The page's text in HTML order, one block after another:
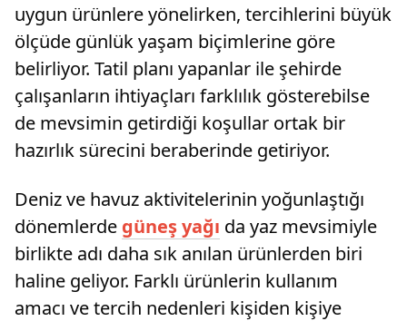
uygun ürünlere yönelirken, tercihlerini büyük
ölçüde günlük yaşam biçimlerine göre
belirliyor. Tatil planı yapanlar ile şehirde
çalışanların ihtiyaçları farklılık gösterebilse
de mevsimin getirdiği koşullar ortak bir
hazırlık sürecini beraberinde getiriyor.
Deniz ve havuz aktivitelerinin yoğunlaştığı
dönemlerde güneş yağı da yaz mevsimiyle
birlikte adı daha sık anılan ürünlerden biri
haline geliyor. Farklı ürünlerin kullanım
amacı ve tercih nedenleri kişiden kişiye